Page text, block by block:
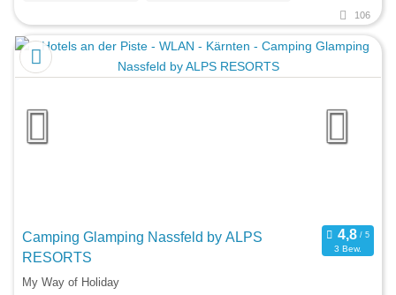
106
Camping Glamping Nassfeld by ALPS
RESORTS
3 Bew.
My Way of Holiday